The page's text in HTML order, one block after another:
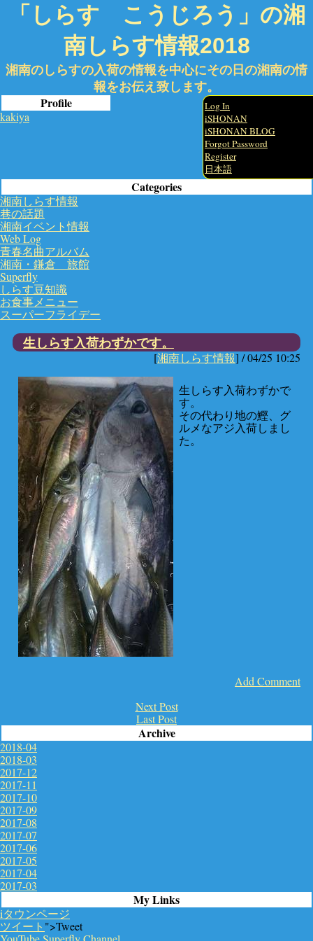
「しらす こうじろう」の湘
南しらす情報2018
湘南のしらすの入荷の情報を中心にその日の湘南の情
報をお伝え致します。
Profile
kakiya
Log In
iSHONAN
iSHONAN BLOG
Forgot Password
Register
日本語
Categories
湘南しらす情報
巷の話題
湘南イベント情報
Web Log
青春名曲アルバム
湘南・鎌倉 旅館
Superfly
しらす豆知識
お食事メニュー
スーパーフライデー
生しらす入荷わずかです。
[湘南しらす情報] /04/25 10:25
生しらす入荷わずかで
す。
その代わり地の鰹、グ
ルメなアジ入荷しまし
た。
Add Comment
Next Post
Last Post
Archive
2018-04
2018-03
2017-12
2017-11
2017-10
2017-09
2017-08
2017-07
2017-06
2017-05
2017-04
2017-03
My Links
iタウンページ
ツイート ">Tweet